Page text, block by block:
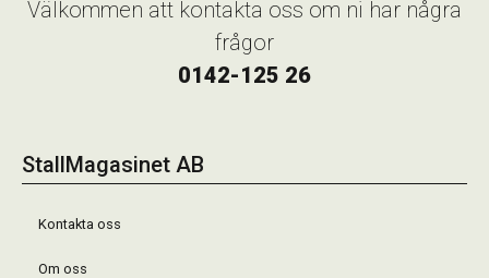
Välkommen att kontakta oss om ni har några
frågor
0142-125 26
StallMagasinet AB
Kontakta oss
Om oss